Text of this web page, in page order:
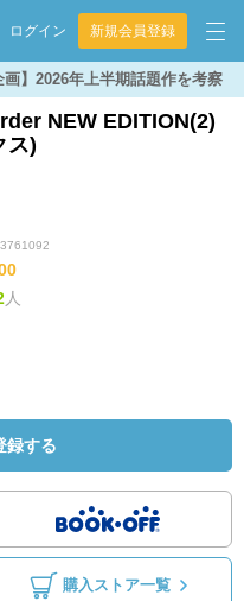
ログイン 新規会員登録
画】2026年上半期話題作を考察
NEW EDITION(2)
ス)
人
録する
購入ストア一覧